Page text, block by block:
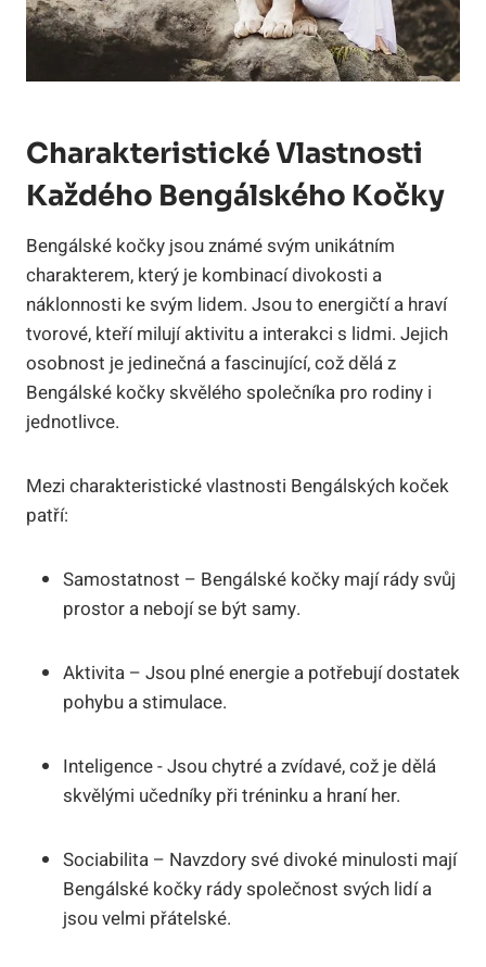
Charakteristické Vlastnosti
⁤každého Bengálského Kočky
Bengálské ⁤kočky⁣ jsou známé svým unikátním‍
charakterem, který je kombinací divokosti a
náklonnosti ke svým lidem. Jsou to energičtí ⁤a hraví
tvorové, kteří milují ​aktivitu a ‌interakci s lidmi. Jejich
osobnost je⁣ jedinečná a fascinující, což dělá z
⁤Bengálské ​kočky skvělého společníka ‌pro rodiny ⁢i
⁣jednotlivce.
Mezi charakteristické vlastnosti ⁢Bengálských koček
⁣patří:
Samostatnost – Bengálské ⁢kočky ‍mají ⁤rády svůj
prostor ​a nebojí se být samy.
Aktivita – Jsou plné energie a potřebují dostatek
pohybu a stimulace.
Inteligence ‌- Jsou chytré ‍a zvídavé, ⁢což je⁣ dělá
skvělými učedníky při tréninku a ⁢hraní her.
Sociabilita – Navzdory své ‌divoké minulosti mají
Bengálské⁤ kočky rády​ společnost svých⁤ lidí a
‌jsou velmi přátelské.